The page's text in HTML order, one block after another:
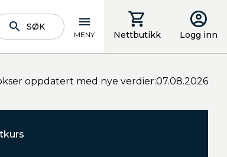
SØK
MENY Nettbutikk Logg inn
oppdatert med nye verdier:07.08.2026